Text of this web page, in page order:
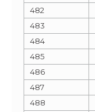
482
483
484
485
486
487
488